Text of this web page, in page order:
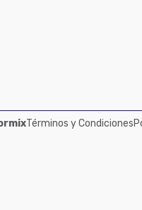
Términos y Condiciones